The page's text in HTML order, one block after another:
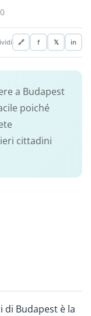
🔗 f 𝕏 in
a Budapest
poiché
cittadini
di Budapest è la